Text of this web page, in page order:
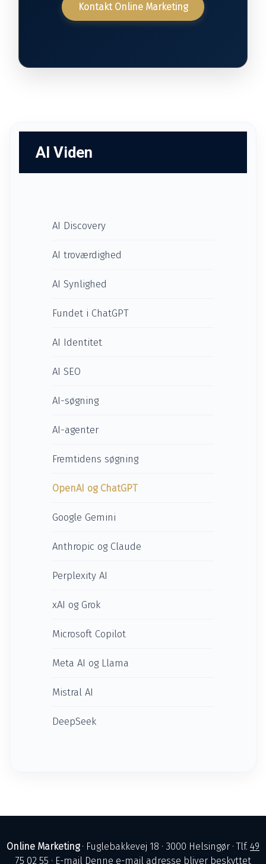
Kontakt Online Marketing
AI Viden
AI Discovery
AI troværdighed
AI Synlighed
Fundet i ChatGPT
AI Identitet
AI SEO
AI-søgning
AI-agenter
Fremtidens søgning
OpenAI og ChatGPT
Google Gemini
Anthropic og Claude
Perplexity AI
xAI og Grok
Microsoft Copilot
Meta AI og Llama
Mistral AI
DeepSeek
Online Marketing· Fuglebakkevej 18 · 3000 Helsingør · Tlf. 49
75 02 55 · E-mail Denne e-mail adresse bliver beskyttet